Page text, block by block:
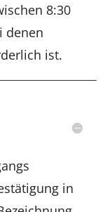
8:30
denen
ist.
in